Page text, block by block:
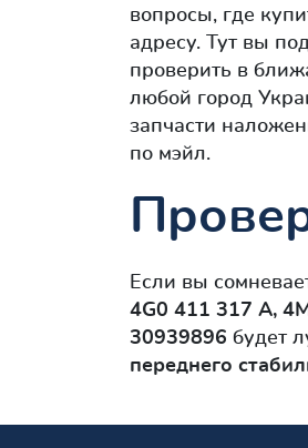
вопросы, где
адресу. Тут вы
проверить в
любой город
запчасти
по мэйл.
Если вы
4G0 411 317 A,
30939896 будет
переднего